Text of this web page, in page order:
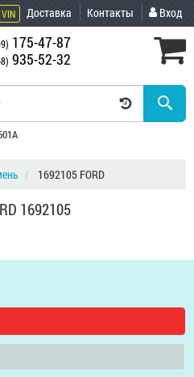
Доставка Контакты Вход
175-47-87
935-52-32
1692105 FORD
1692105